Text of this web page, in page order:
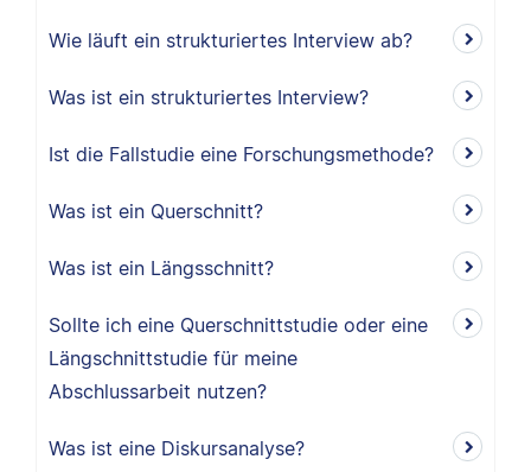
Wie läuft ein strukturiertes Interview ab?
Was ist ein strukturiertes Interview?
Ist die Fallstudie eine Forschungsmethode?
Was ist ein Querschnitt?
Was ist ein Längsschnitt?
Sollte ich eine Querschnittstudie oder eine
Längschnittstudie für meine
Abschlussarbeit nutzen?
Was ist eine Diskursanalyse?